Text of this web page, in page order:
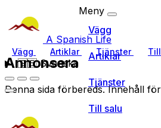
A Spanish Life
Vägg Artiklar Tjänster
🇸🇪Svenska
Meny
Vägg
Artiklar
Tjänster
Till salu
Annonsera
Denna sida förbereds. Innehåll för